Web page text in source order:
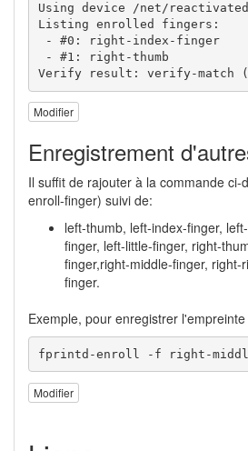
Using device /net/
Listing enrolled fingers:
- #0: right-index-finger
- #1: right-thumb
Verify result: verify-match
Modifier
Enregistrement
Il suffit de rajouter à la commande
enroll-finger) suivi de:
left-thumb, left-index-finger,
finger, left-little-finger, right-
finger,right-middle-finger, right-
finger.
Exemple, pour enregistrer
fprintd-enroll -f right-
Modifier